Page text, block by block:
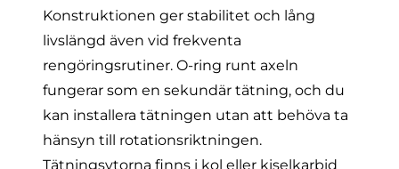
Konstruktionen ger stabilitet och lång
livslängd även vid frekventa
rengöringsrutiner. O-ring runt axeln
fungerar som en sekundär tätning, och du
kan installera tätningen utan att behöva ta
hänsyn till rotationsriktningen.
Tätningsytorna finns i kol eller kiselkarbid